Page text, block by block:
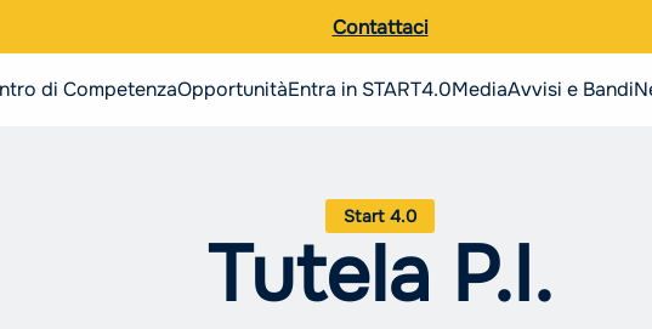
Contattaci
di CompetenzaOpportunitàEntra in START4.0MediaAvvisi e Bandi
Italiano
English
Tutela P.I.